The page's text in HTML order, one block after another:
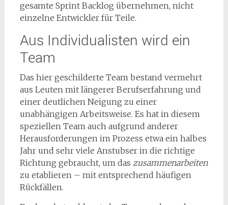
gesamte Sprint Backlog übernehmen, nicht
einzelne Entwickler für Teile.
Aus Individualisten wird ein
Team
Das hier geschilderte Team bestand vermehrt
aus Leuten mit längerer Berufserfahrung und
einer deutlichen Neigung zu einer
unabhängigen Arbeitsweise. Es hat in diesem
speziellen Team auch aufgrund anderer
Herausforderungen im Prozess etwa ein halbes
Jahr und sehr viele Anstubser in die richtige
Richtung gebraucht, um das zusammenarbeiten
zu etablieren – mit entsprechend häufigen
Rückfällen.